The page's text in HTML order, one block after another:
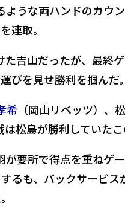
うな両ハンドのカウ
連取。
吉山だったが、最終
びを見せ勝利を掴んだ。
希 （岡山リベッツ）、
松島が勝利していたこ
要所で得点を重ねゲ
るも、バックサービス